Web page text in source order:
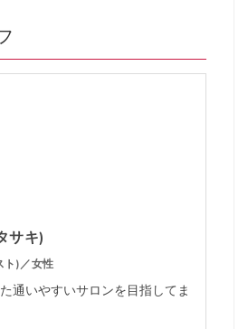
サキ)
)／女性
通いやすいサロンを目指してま